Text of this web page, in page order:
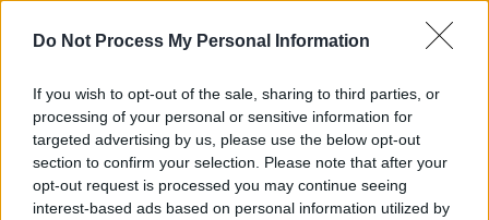
Do Not Process My Personal Information
If you wish to opt-out of the sale, sharing to third parties, or
processing of your personal or sensitive information for
targeted advertising by us, please use the below opt-out
section to confirm your selection. Please note that after your
opt-out request is processed you may continue seeing
interest-based ads based on personal information utilized by
Food & Drink23.01.2025 07:30
Άγιος Βαλεντίνος - Στα Athenaeum
Hotels γιορτάζεις την αγάπη με
ξεχωριστό, ρομαντικό δείπνο